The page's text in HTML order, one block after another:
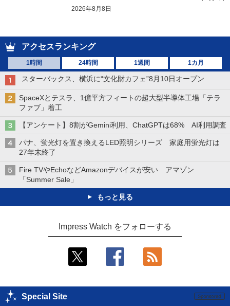
2026年8月8日
アクセスランキング
1時間 24時間 1週間 1カ月
スターバックス、横浜に“文化財カフェ”8月10日オープン
SpaceXとテスラ、1億平方フィートの超大型半導体工場「テラ
ファブ」着工
【アンケート】8割がGemini利用、ChatGPTは68% AI利用調査
パナ、蛍光灯を置き換えるLED照明シリーズ 家庭用蛍光灯は
27年末終了
Fire TVやEchoなどAmazonデバイスが安い アマゾン
「Summer Sale」
もっと見る
Impress Watch をフォローする
Special Site